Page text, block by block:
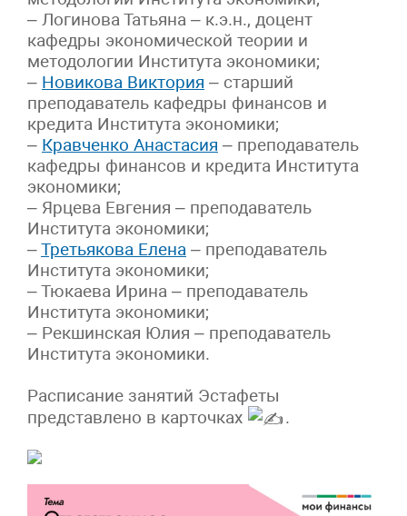
– Логинова Татьяна – к.э.н., доцент
кафедры экономической теории и
методологии Института экономики;
– Новикова Виктория – старший
преподаватель кафедры финансов и
кредита Института экономики;
– Кравченко Анастасия – преподаватель
кафедры финансов и кредита Института
экономики;
– Ярцева Евгения – преподаватель
Института экономики;
–Третьякова Елена – преподаватель
Института экономики;
– Тюкаева Ирина – преподаватель
Института экономики;
– Рекшинская Юлия – преподаватель
Института экономики.
Расписание занятий Эстафеты
представлено в карточках
.